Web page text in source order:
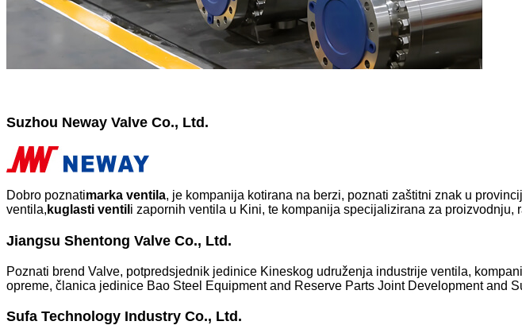
Suzhou Neway Valve Co., Ltd.
Dobro poznatimarka ventila, je kompanija kotirana na berzi, poznati zaštitni znak u
ventila, kuglasti ventil i zapornih ventila u Kini, te kompanija specijalizirana za proizvodnju,
Jiangsu Shentong Valve Co., Ltd.
Poznati brend Valve, potpredsjednik jedinice Kineskog udruženja industrije ventila,
opreme, članica jedinice Bao Steel Equipment and Reserve Parts Joint Development and
Sufa Technology Industry Co., Ltd.